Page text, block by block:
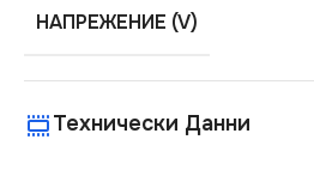
НАПРЕЖЕНИЕ (V)
Технически Данни